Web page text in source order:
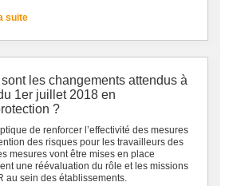
suite
les changements attendus à
1er juillet 2018 en
?
de renforcer l’effectivité des mesures
des risques pour les travailleurs des
mesures vont être mises en place
une réévaluation du rôle et les missions
au sein des établissements.